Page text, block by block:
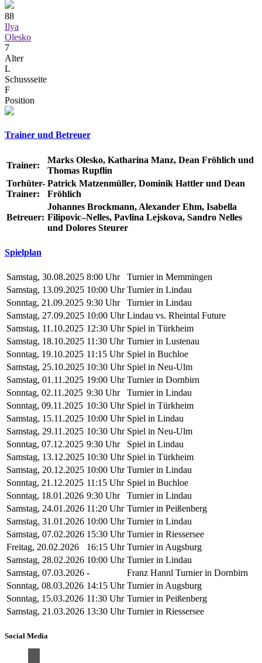
88
Ilya
Olesko
7
Alter
L
Schussseite
F
Position
Trainer und Betreuer
Trainer:
Marks Olesko, Katharina Manz, Dean Fröhlich und
Thomas Rupflin
Torhüter-
Trainer:
Patrick Matzenmüller, Dominik Hattler und Dean
Fröhlich
Betreuer:
Johannes Brockmann, Alexander Ehm, Isabella
Filipovic–Nelles, Pavlina Lejskova, Sandro Nelles
und Dolores Steurer
Spielplan
Samstag, 30.08.2025 8:00 Uhr
Turnier in Memmingen
Samstag, 13.09.2025 10:00 Uhr Turnier in Lindau
Sonntag, 21.09.2025 9:30 Uhr
Turnier in Lindau
Samstag, 27.09.2025 10:00 Uhr Lindau vs. Rheintal Future
Samstag, 11.10.2025 12:30 Uhr Spiel in Türkheim
Samstag, 18.10.2025 11:30 Uhr Turnier in Lustenau
Sonntag, 19.10.2025 11:15 Uhr Spiel in Buchloe
Samstag, 25.10.2025 10:30 Uhr Spiel in Neu-Ulm
Samstag, 01.11.2025 19:00 Uhr Turnier in Dornbirn
Sonntag, 02.11.2025 9:30 Uhr
Turnier in Lindau
Sonntag, 09.11.2025 10:30 Uhr Spiel in Türkheim
Samstag, 15.11.2025 10:00 Uhr Spiel in Lindau
Samstag, 29.11.2025 10:30 Uhr Spiel in Neu-Ulm
Sonntag, 07.12.2025 9:30 Uhr
Spiel in Lindau
Samstag, 13.12.2025 10:30 Uhr Spiel in Türkheim
Samstag, 20.12.2025 10:00 Uhr Turnier in Lindau
Sonntag, 21.12.2025 11:15 Uhr Spiel in Buchloe
Sonntag, 18.01.2026 9:30 Uhr
Turnier in Lindau
Samstag, 24.01.2026 11:20 Uhr Turnier in Peißenberg
Samstag, 31.01.2026 10:00 Uhr Turnier in Lindau
Samstag, 07.02.2026 15:30 Uhr Turnier in Riessersee
Freitag, 20.02.2026
16:15 Uhr Turnier in Augsburg
Samstag, 28.02.2026 10:00 Uhr Turnier in Lindau
Samstag, 07.03.2026 -
Franz Hannl Turnier in Dornbirn
Sonntag, 08.03.2026 14:15 Uhr Turnier in Augsburg
Sonntag, 15.03.2026 11:30 Uhr Turnier in Peißenberg
Samstag, 21.03.2026 13:30 Uhr Turnier in Riessersee
Social Media